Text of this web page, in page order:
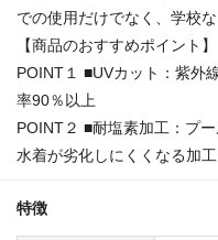
での使用だけでなく、学校
【商品のおすすめポイント】
POINT１ ■UVカット：紫
率90％以上
POINT２ ■耐塩素加工：プ
水着が劣化しにくくなる加
特徴